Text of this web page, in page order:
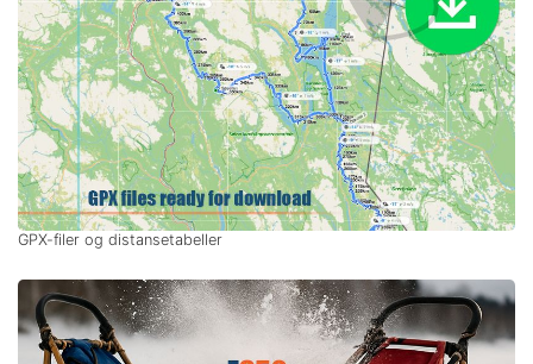
GPX-filer og distansetabeller